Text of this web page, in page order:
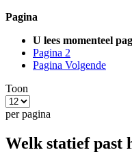
Pagina
U lees momenteel
Pagina 2
Pagina Volgende
Toon
per pagina
Welk statief past